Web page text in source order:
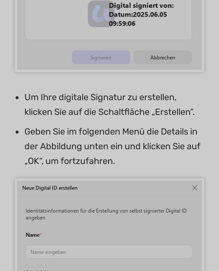
Um Ihre digitale Signatur zu erstellen,
klicken Sie auf die Schaltfläche „Erstellen“.
Geben Sie im folgenden Menü die Details in
der Abbildung unten ein und klicken Sie auf
„OK“, um fortzufahren.